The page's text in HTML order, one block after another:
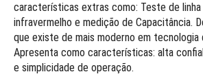
características extras como: Teste de
infravermelho e medição de Capacitância.
que existe de mais moderno em tecnologia
Apresenta como características: alta
e simplicidade de operação.